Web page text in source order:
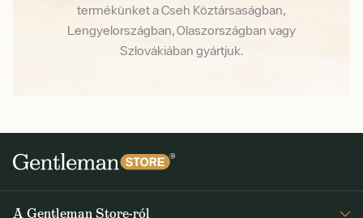
termékünket a Cseh Köztársaságban,
Lengyelországban, Olaszországban vagy
Szlovákiában gyártjuk.
A Gentleman Store-ról